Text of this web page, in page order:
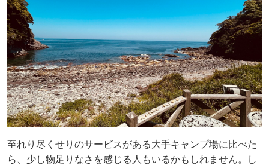
至れり尽くせりのサービスがある大手キャンプ場に比べた
ら、少し物足りなさを感じる人もいるかもしれません。し